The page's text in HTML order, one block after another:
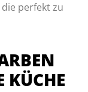
perfekt zu
KÜCHE